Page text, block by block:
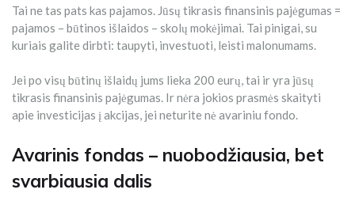
Tai ne tas pats kas pajamos. Jūsų tikrasis finansinis pajėgumas =
pajamos – būtinos išlaidos – skolų mokėjimai. Tai pinigai, su
kuriais galite dirbti: taupyti, investuoti, leisti malonumams.
Jei po visų būtinų išlaidų jums lieka 200 eurų, tai ir yra jūsų
tikrasis finansinis pajėgumas. Ir nėra jokios prasmės skaityti
apie investicijas į akcijas, jei neturite nė avariniu fondo.
Avarinis fondas – nuobodžiausia, bet
svarbiausia dalis